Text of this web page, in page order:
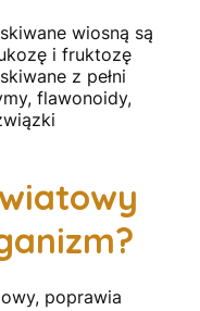
wiosną są
i fruktozę
z pełni
flawonoidy,
poprawia